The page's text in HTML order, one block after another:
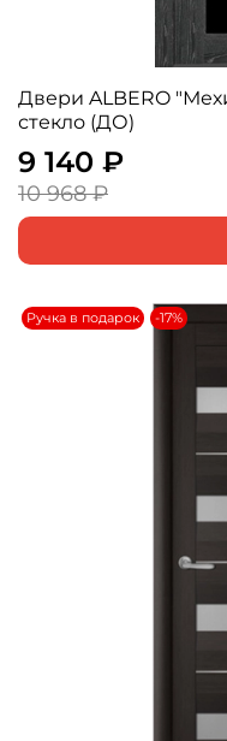
Двери ALBERO "Мехико" Черное дерево/ Черное
стекло (ДО)
9 140 ₽
10 968 ₽
Ручка в подарок -17%